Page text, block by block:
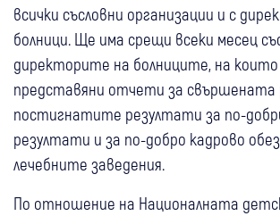
всички съсловни организации и с
болници. Ще има срещи всеки месец
директорите на болниците, на
представяни отчети за свършената
постигнатите резултати за по-
резултати и за по-добро кадрово
лечебните заведения.
По отношение на Националната